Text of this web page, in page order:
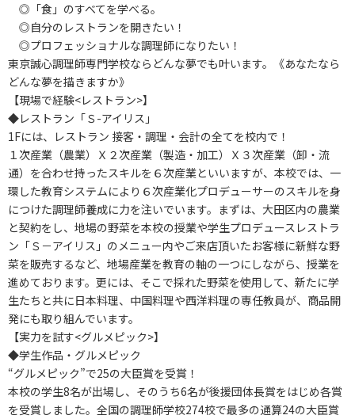
◎「食」のすべてを学べる。
◎自分のレストランを開きたい！
◎プロフェッショナルな調理師になりたい！
東京誠心調理師専門学校ならどんな夢でも叶います。《あなたなら
どんな夢を描きますか》
【現場で経験<レストラン>】
◆レストラン「Ｓ-アイリス」
1Fには、レストラン 接客・調理・会計の全てを校内で！
１次産業（農業）Ｘ２次産業（製造・加工）Ｘ３次産業（卸・流
通）を合わせ持ったスキルを６次産業といいますが、本校では、一
環した教育システムにより６次産業化プロデューサーのスキルを身
につけた調理師養成に力を注いでいます。まずは、大田区内の農業
と契約をし、地場の野菜を本校の授業や学生プロデュースレストラ
ン「Ｓ－アイリス」のメニュー内やご来店頂いたお客様に新鮮な野
菜を販売するなど、地場産業を教育の軸の一つにしながら、授業を
進めております。更には、そこで採れた野菜を使用して、新たに学
生たちと共に日本料理、中国料理や西洋料理の専任教員が、商品開
発にも取り組んでいます。
【実力を試す<グルメピック>】
◆学生作品・グルメピック
“グルメピック”で25の大臣賞を受賞！
本校の学生8名が出場し、そのうち6名が後援団体長賞をはじめ各賞
を受賞しました。全国の調理師学校274校で最多の通算24の大臣賞